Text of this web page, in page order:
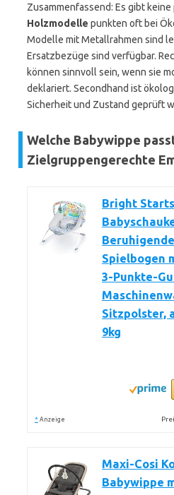
Zusammenfassend: Es gibt
Holzmodelle punkten oft bei
Modelle mit Metallrahmen sind
Ersatzbezüge sind verfügbar.
können sinnvoll sein, wenn sie
deklariert. Secondhand ist
Sicherheit und Zustand geprüft
Welche Babywippe
Zielgruppengerechte
Bright
Spielbogen
3-Punkte-
Sitzpolster,
9kg
* Anzeige
Maxi-Cosi
Babywippe